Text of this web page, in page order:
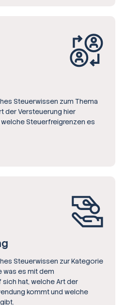
Steuerwissen zum Thema
der Versteuerung hier
Steuerfreigrenzen es
Steuerwissen zur Kategorie
was es mit dem
hat, welche Art der
kommt und welche